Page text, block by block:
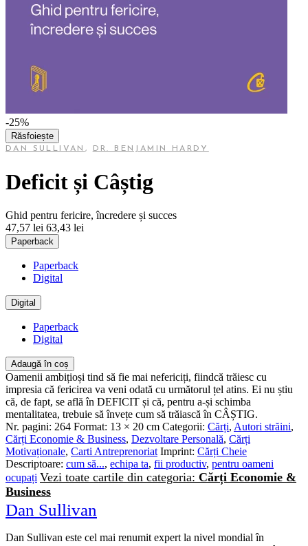
-25%
Răsfoiește
DAN SULLIVAN , DR. BENJAMIN HARDY
Deficit și Câștig
Ghid pentru fericire, încredere și succes
47,57 lei 63,43 lei
Paperback
Paperback
Digital
Digital
Paperback
Digital
Adaugă în coș
Oamenii ambițioși tind să fie mai nefericiți, fiindcă trăiesc cu
impresia că fericirea va veni odată cu următorul țel atins. Ei nu știu
că, de fapt, se află în DEFICIT și că, pentru a-și schimba
mentalitatea, trebuie să învețe cum să trăiască în CÂȘTIG.
Nr. pagini: 264 Format: 13 × 20 cm Categorii: Cărți, Autori străini,
Cărți Economie & Business, Dezvoltare Personală, Cărți
Motivaționale, Carti Antreprenoriat Imprint: Cărți Cheie
Descriptoare: cum să..., echipa ta, fii productiv, pentru oameni
ocupați Vezi toate cartile din categoria: Cărți Economie &
Business
Dan Sullivan
Dan Sullivan este cel mai renumit expert la nivel mondial în